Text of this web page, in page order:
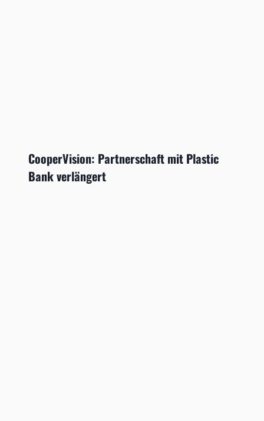
CooperVision: Partnerschaft mit Plastic
Bank verlängert